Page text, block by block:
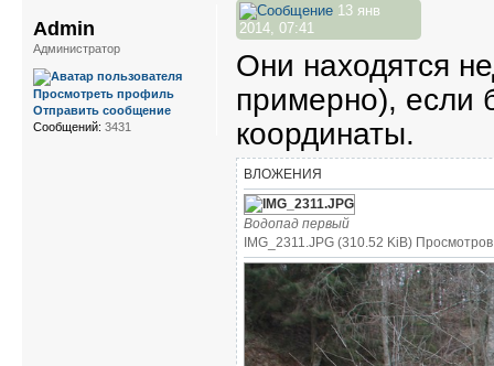
13 янв
2014, 07:41
Они находятся
примерно), если
координаты.
ВЛОЖЕНИЯ
Водопад первый
IMG_2311.JPG (310.52 KiB)
Admin
Администратор
Просмотреть профиль
Отправить сообщение
Сообщений: 3431